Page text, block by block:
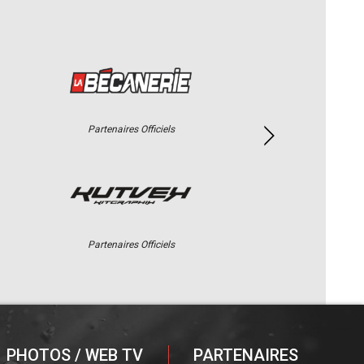
Partenaires Officiels
Partenaires Officiels
PHOTOS / WEB TV PARTENAIRES